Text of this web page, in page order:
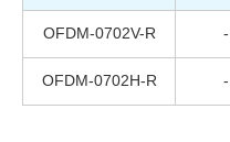
OFDM-0702V-R -
OFDM-0702H-R -